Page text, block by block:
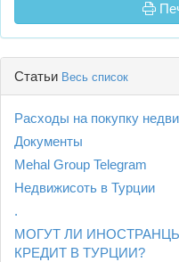
Статьи Весь список
Расходы на покупку
Документы
Mehal Group Telegram
Недвижисоть в Турции
.
МОГУТ ЛИ
КРЕДИТ В ТУРЦИИ?